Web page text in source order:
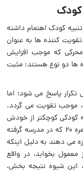
کودک
کودک اهتمام داشته
کننده‏ ها به عنوان
محرکی که موجب افزایش
‏ها دو نوع هستند: مثبت
پاسخ مى شود؛ اما
موجب تقویت می گردد.
کودکی کوچک‏تر از خودش
کمک کرده، تشویق می کنند، یا به دلیل هر نمره ۲۰ که در مدرسه گرفته
می دهند به دلیل اینکه
معمول‏ بخوابد، در واقع
این شیوه نتیجه بخش،